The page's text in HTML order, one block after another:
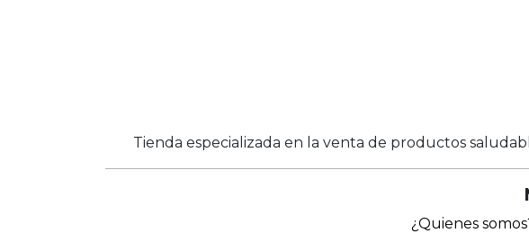
Tienda especializada en la venta de productos
¿Quienes